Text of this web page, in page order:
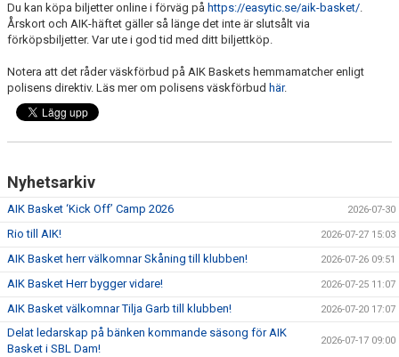
Du kan köpa biljetter online i förväg på https://easytic.se/aik-basket/.
Årskort och AIK-häftet gäller så länge det inte är slutsålt via
förköpsbiljetter. Var ute i god tid med ditt biljettköp.
Notera att det råder väskförbud på AIK Baskets hemmamatcher enligt
polisens direktiv. Läs mer om polisens väskförbud här.
Nyhetsarkiv
AIK Basket ‘Kick Off’ Camp 2026 2026-07-30
Rio till AIK! 2026-07-27 15:03
AIK Basket herr välkomnar Skåning till klubben! 2026-07-26 09:51
AIK Basket Herr bygger vidare! 2026-07-25 11:07
AIK Basket välkomnar Tilja Garb till klubben! 2026-07-20 17:07
Delat ledarskap på bänken kommande säsong för AIK
Basket i SBL Dam!
2026-07-17 09:00